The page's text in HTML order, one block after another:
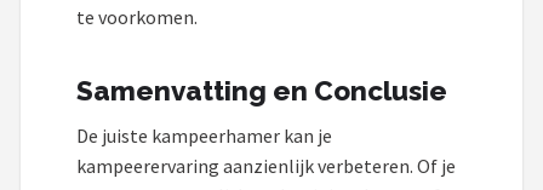
te voorkomen.
Samenvatting en Conclusie
De juiste kampeerhamer kan je
kampeerervaring aanzienlijk verbeteren. Of je